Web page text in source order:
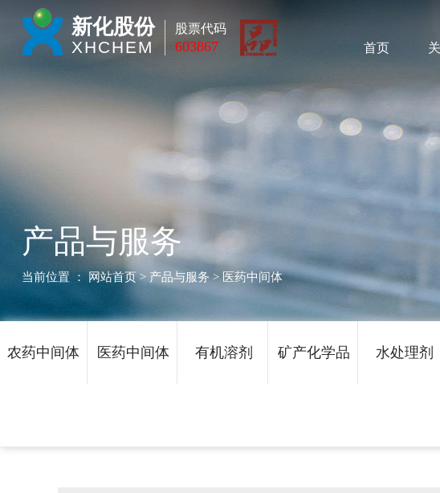
新化股份
XHCHEM
股票代码
603867 首页
产品与服务
当前位置 ：网站首页> 产品与服务 > 医药中间体
农药中间体 医药中间体 有机溶剂 矿产化学品 水处理剂